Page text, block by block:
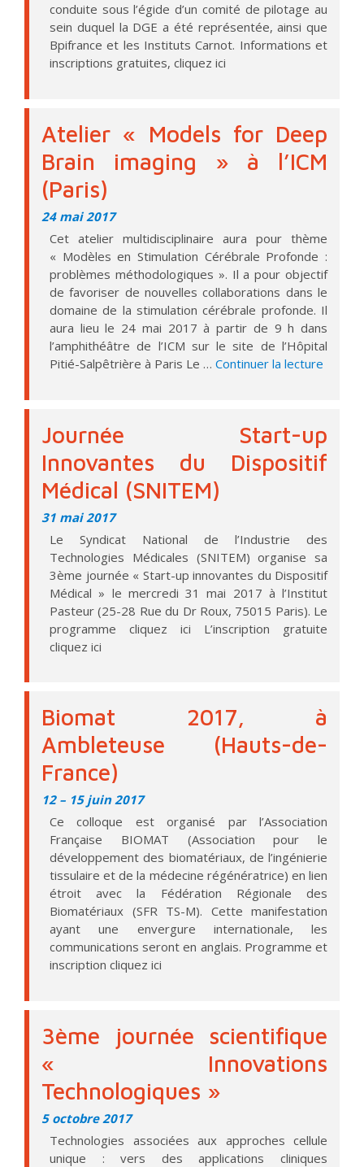
conduite sous l’égide d’un comité de pilotage au
sein duquel la DGE a été représentée, ainsi que
Bpifrance et les Instituts Carnot. Informations et
inscriptions gratuites, cliquez ici
Atelier « Models for Deep
Brain imaging » à l’ICM
(Paris)
24 mai 2017
Cet atelier multidisciplinaire aura pour thème
« Modèles en Stimulation Cérébrale Profonde :
problèmes méthodologiques ». Il a pour objectif
de favoriser de nouvelles collaborations dans le
domaine de la stimulation cérébrale profonde. Il
aura lieu le 24 mai 2017 à partir de 9 h dans
l’amphithéâtre de l’ICM sur le site de l’Hôpital
Pitié-Salpêtrière à Paris Le … Continuer la lecture
Journée Start-up
Innovantes du Dispositif
Médical (SNITEM)
31 mai 2017
Le Syndicat National de l’Industrie des
Technologies Médicales (SNITEM) organise sa
3ème journée « Start-up innovantes du Dispositif
Médical » le mercredi 31 mai 2017 à l’Institut
Pasteur (25-28 Rue du Dr Roux, 75015 Paris). Le
programme cliquez ici L’inscription gratuite
cliquez ici
Biomat 2017, à
Ambleteuse (Hauts-de-
France)
12– 15 juin 2017
Ce colloque est organisé par l’Association
Française BIOMAT (Association pour le
développement des biomatériaux, de l’ingénierie
tissulaire et de la médecine régénératrice) en lien
étroit avec la Fédération Régionale des
Biomatériaux (SFR TS-M). Cette manifestation
ayant une envergure internationale, les
communications seront en anglais. Programme et
inscription cliquez ici
3ème journée scientifique
« Innovations
Technologiques »
5 octobre 2017
Technologies associées aux approches cellule
unique : vers des applications cliniques